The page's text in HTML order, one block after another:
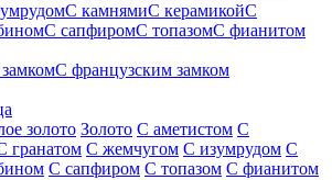
С камнямиС керамикойС
С сапфиромС топазомС фианитом
С французским замком
золото Золото С аметистом С
гранатом С жемчугом С изумрудом С
С сапфиром С топазом С фианитом